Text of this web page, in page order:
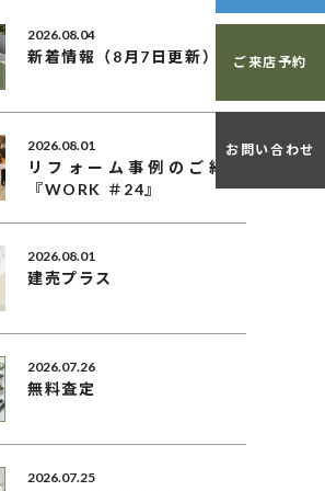
ご来店予約
お問い合わせ
2026.08.04
新着情報（8月7日更新）
2026.08.01
リフォーム事例のご紹介
『WORK ＃24』
2026.08.01
建売プラス
2026.07.26
無料査定
2026.07.25